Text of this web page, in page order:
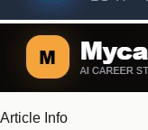
Article Info